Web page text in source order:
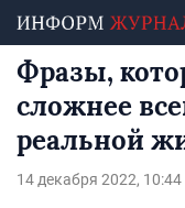
Фразы,
сложнее
реальной
14 декабря 2022, 10:44